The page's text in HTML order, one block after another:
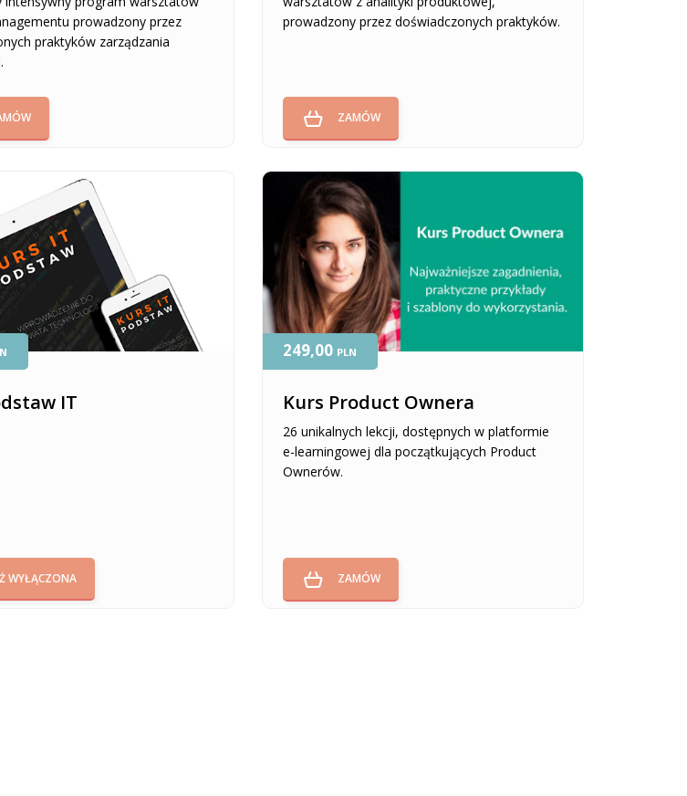
prowadzony przez
praktyków zarządzania
prowadzony przez doświadczonych praktyków.
ZAMÓW
IT
WYŁĄCZONA
Kurs Product Ownera
26 unikalnych lekcji, dostępnych w platformie
e-learningowej dla początkujących Product
Ownerów.
249,00 PLN
ZAMÓW